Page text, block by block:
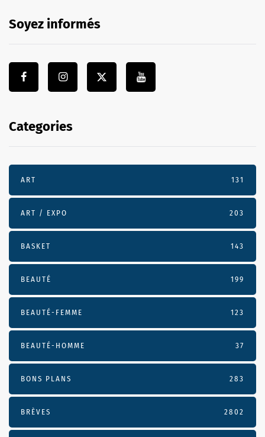
Soyez informés
Categories
ART 131
ART / EXPO 203
BASKET 143
BEAUTÉ 199
BEAUTÉ-FEMME 123
BEAUTÉ-HOMME 37
BONS PLANS 283
BRÈVES 2802